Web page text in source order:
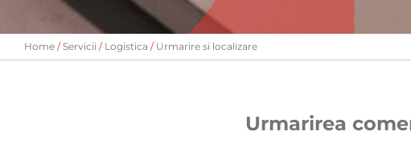
Home Servicii Logistica Urmarire si localizare
Urmarirea